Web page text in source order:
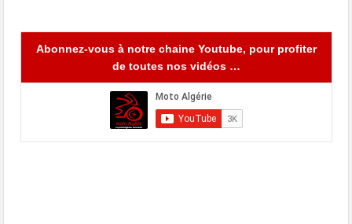
Abonnez-vous à notre chaine Youtube, pour profiter
de toutes nos vidéos …